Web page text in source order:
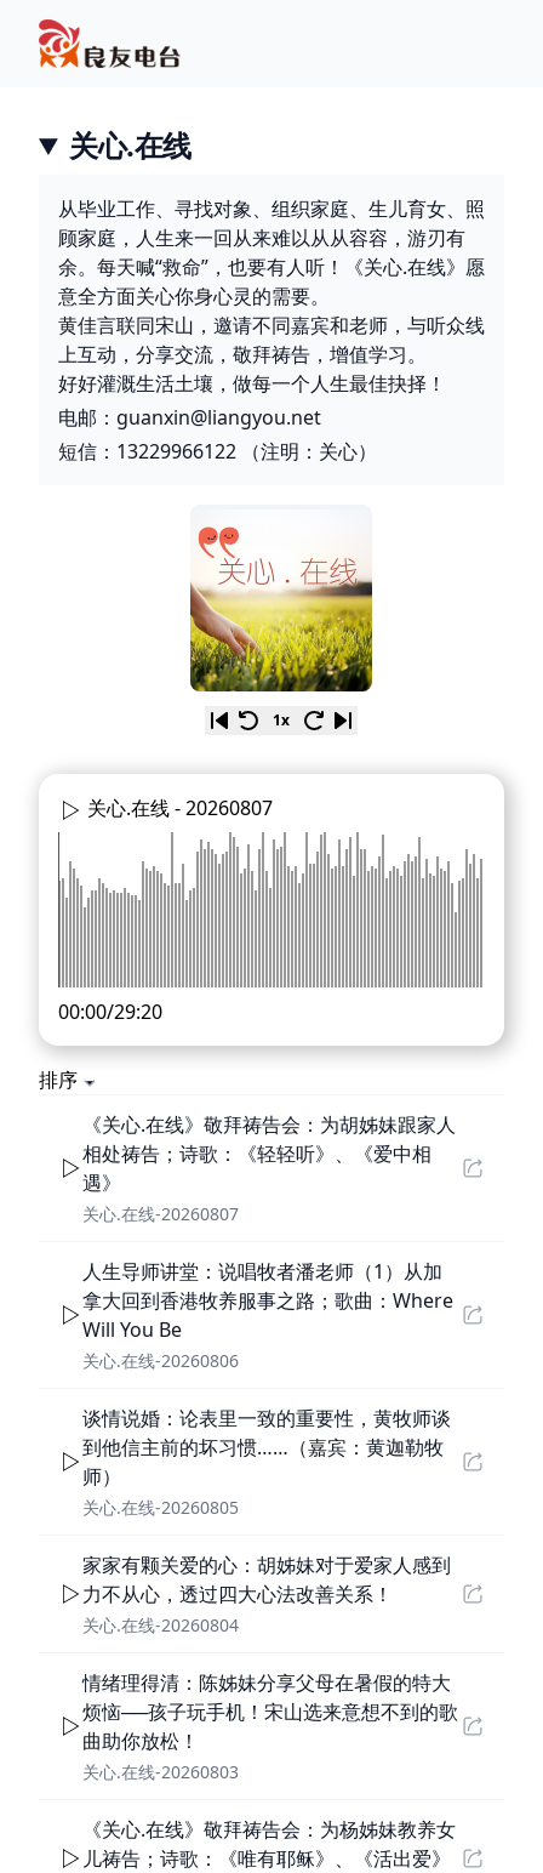
关心.在线
从毕业工作、寻找对象、组织家庭、生儿育女、照
顾家庭，人生来一回从来难以从从容容，游刃有
余。每天喊“救命”，也要有人听！《关心.在线》愿
意全方面关心你身心灵的需要。
黄佳言联同宋山，邀请不同嘉宾和老师，与听众线
上互动，分享交流，敬拜祷告，增值学习。
好好灌溉生活土壤，做每一个人生最佳抉择！
电邮：guanxin@liangyou.net
短信：13229966122 （注明：关心）
1x
关心.在线 -20260807
00:00/29:20
排序
《关心.在线》敬拜祷告会：为胡姊妹跟家人
相处祷告；诗歌：《轻轻听》、《爱中相
遇》
关心.在线-20260807
人生导师讲堂：说唱牧者潘老师（1）从加
拿大回到香港牧养服事之路；歌曲：Where
Will You Be
关心.在线-20260806
谈情说婚：论表里一致的重要性，黄牧师谈
到他信主前的坏习惯……（嘉宾：黄迦勒牧
师）
关心.在线-20260805
家家有颗关爱的心：胡姊妹对于爱家人感到
力不从心，透过四大心法改善关系！
关心.在线-20260804
情绪理得清：陈姊妹分享父母在暑假的特大
烦恼──孩子玩手机！宋山选来意想不到的歌
曲助你放松！
关心.在线-20260803
《关心.在线》敬拜祷告会：为杨姊妹教养女
儿祷告；诗歌：《唯有耶稣》、《活出爱》